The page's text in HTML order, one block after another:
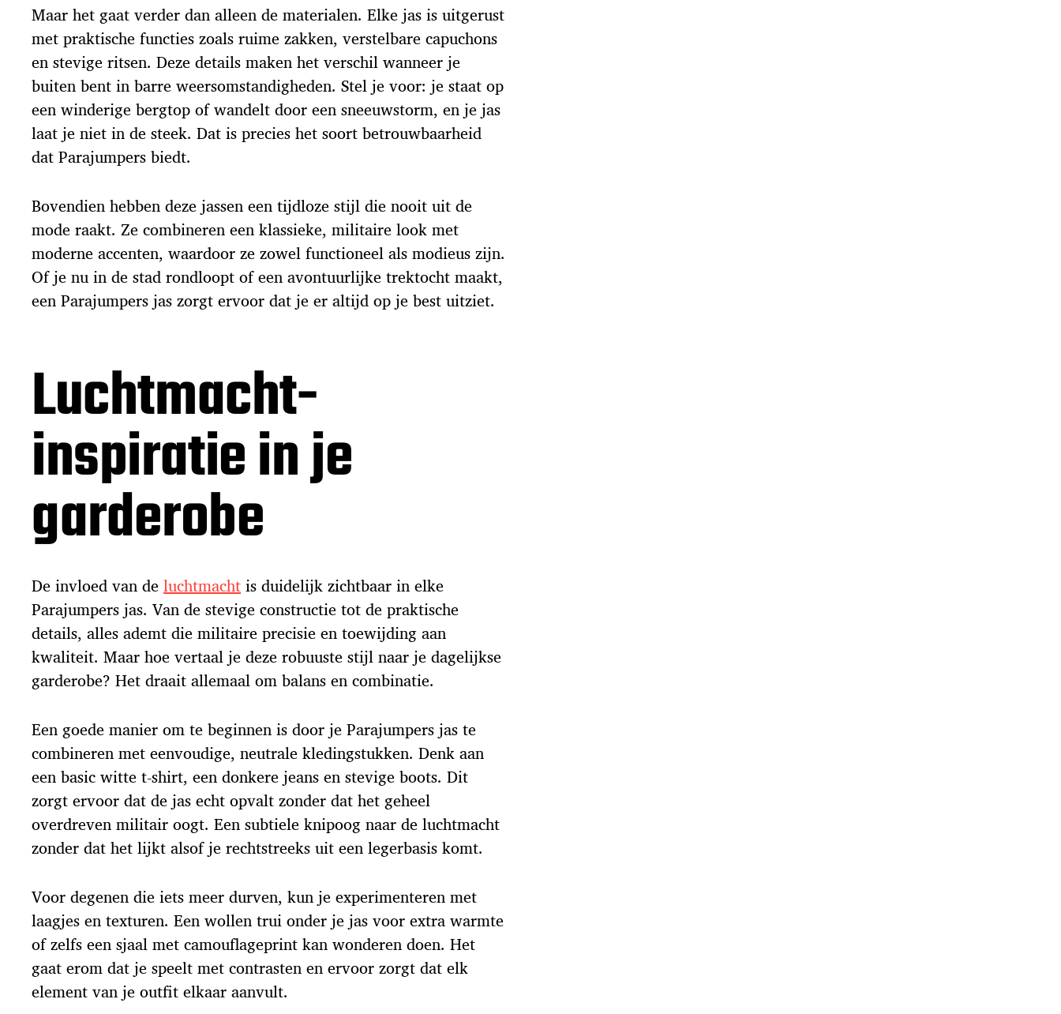
Maar het gaat verder dan alleen de materialen. Elke jas is uitgerust
met praktische functies zoals ruime zakken, verstelbare capuchons
en stevige ritsen. Deze details maken het verschil wanneer je
buiten bent in barre weersomstandigheden. Stel je voor: je staat op
een winderige bergtop of wandelt door een sneeuwstorm, en je jas
laat je niet in de steek. Dat is precies het soort betrouwbaarheid
dat Parajumpers biedt.
Bovendien hebben deze jassen een tijdloze stijl die nooit uit de
mode raakt. Ze combineren een klassieke, militaire look met
moderne accenten, waardoor ze zowel functioneel als modieus zijn.
Of je nu in de stad rondloopt of een avontuurlijke trektocht maakt,
een Parajumpers jas zorgt ervoor dat je er altijd op je best uitziet.
Luchtmacht-
inspiratie in je
garderobe
De invloed van deluchtmachtis duidelijk zichtbaar in elke
Parajumpers jas. Van de stevige constructie tot de praktische
details, alles ademt die militaire precisie en toewijding aan
kwaliteit. Maar hoe vertaal je deze robuuste stijl naar je dagelijkse
garderobe? Het draait allemaal om balans en combinatie.
Een goede manier om te beginnen is door je Parajumpers jas te
combineren met eenvoudige, neutrale kledingstukken. Denk aan
een basic witte t-shirt, een donkere jeans en stevige boots. Dit
zorgt ervoor dat de jas echt opvalt zonder dat het geheel
overdreven militair oogt. Een subtiele knipoog naar de luchtmacht
zonder dat het lijkt alsof je rechtstreeks uit een legerbasis komt.
Voor degenen die iets meer durven, kun je experimenteren met
laagjes en texturen. Een wollen trui onder je jas voor extra warmte
of zelfs een sjaal met camouflageprint kan wonderen doen. Het
gaat erom dat je speelt met contrasten en ervoor zorgt dat elk
element van je outfit elkaar aanvult.